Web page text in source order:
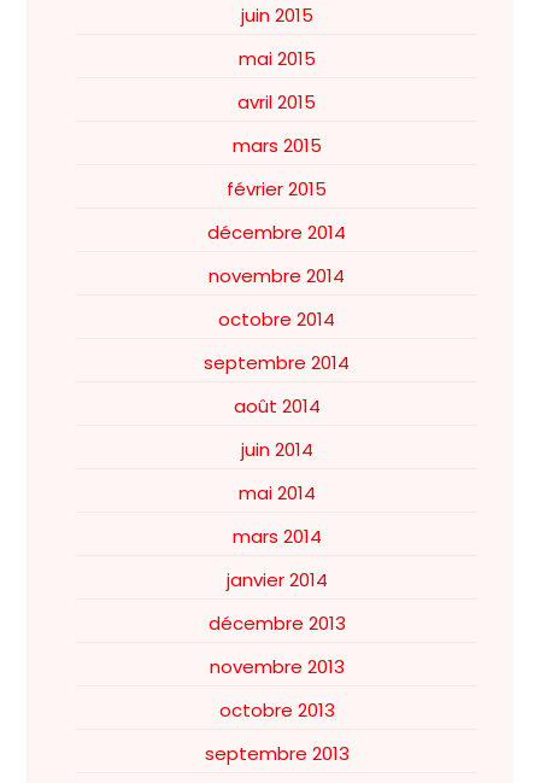
juin 2015
mai 2015
avril 2015
mars 2015
février 2015
décembre 2014
novembre 2014
octobre 2014
septembre 2014
août 2014
juin 2014
mai 2014
mars 2014
janvier 2014
décembre 2013
novembre 2013
octobre 2013
septembre 2013